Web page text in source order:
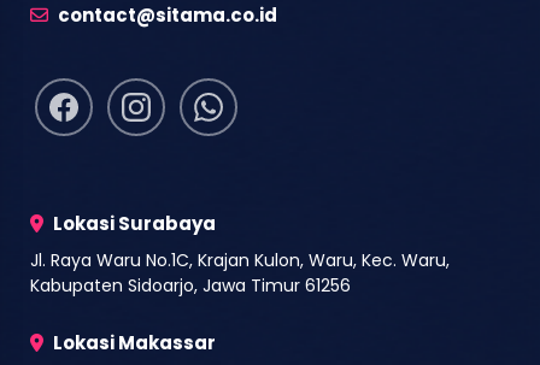
contact@sitama.co.id
Lokasi Surabaya
Jl. Raya Waru No.1C, Krajan Kulon, Waru, Kec. Waru,
Kabupaten Sidoarjo, Jawa Timur 61256
Lokasi Makassar